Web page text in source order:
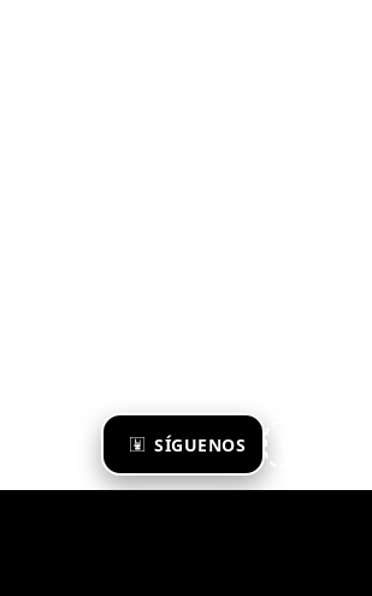
SÍGUENOS